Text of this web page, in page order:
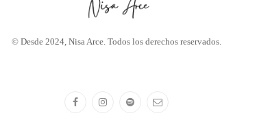
© Desde 2024, Nisa Arce. Todos los derechos reservados.